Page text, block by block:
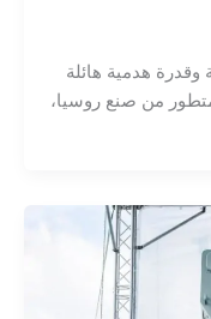
هدمية هائلة
من صنع روسيا،